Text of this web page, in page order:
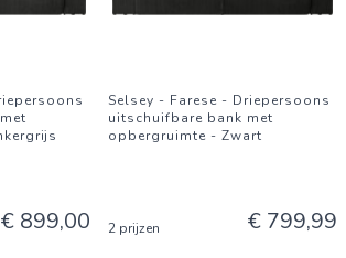
€ 899,00
Selsey - Farese - Driepersoons
uitschuifbare bank met
opbergruimte - Zwart
2 prijzen € 799,99